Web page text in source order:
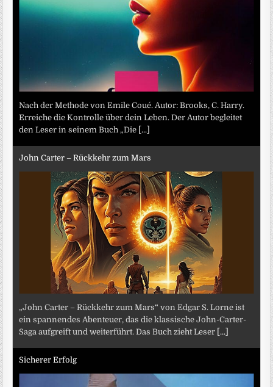
Nach der Methode von Emile Coué. Autor: Brooks, C. Harry.
Erreiche die Kontrolle über dein Leben. Der Autor begleitet
den Leser in seinem Buch „Die [...]
John Carter – Rückkehr zum Mars
„John Carter – Rückkehr zum Mars“ von Edgar S. Lorne ist
ein spannendes Abenteuer, das die klassische John-Carter-
Saga aufgreift und weiterführt. Das Buch zieht Leser [...]
Sicherer Erfolg